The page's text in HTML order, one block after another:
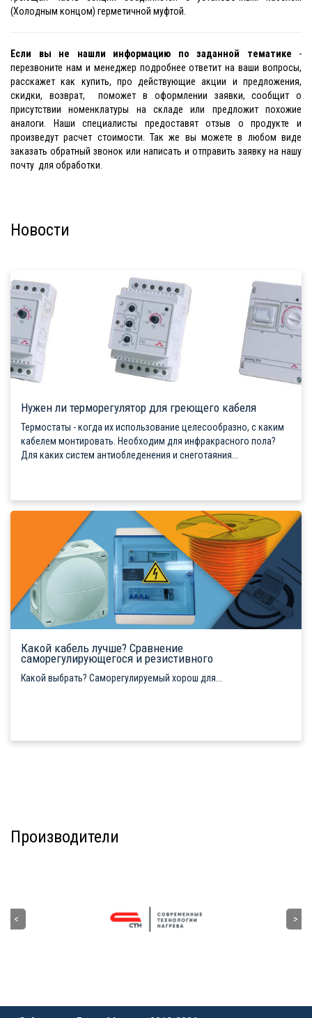
(Холодным концом) герметичной муфтой.
Если вы не нашли информацию по заданной тематике -
перезвоните нам и менеджер подробнее ответит на ваши вопросы,
расскажет как купить, про действующие акции и предложения,
скидки, возврат, поможет в оформлении заявки, сообщит о
присутствии номенклатуры на складе или предложит похожие
аналоги. Наши специалисты предоставят отзыв о продукте и
произведут расчет стоимости. Так же вы можете в любом виде
заказать обратный звонок или написать и отправить заявку на нашу
почту для обработки.
Новости
Нужен ли терморегулятор для греющего кабеля
Термостаты - когда их использование целесообразно, с каким
кабелем монтировать. Необходим для инфракрасного пола?
Для каких систем антиобледенения и снеготаяния...
Какой кабель лучше? Сравнение
саморегулирующегося и резистивного
Какой выбрать? Саморегулируемый хорош для...
Производители